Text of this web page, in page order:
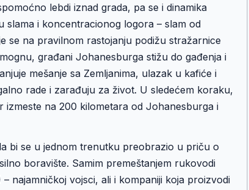
lebdi iznad grada, pa se i dinamika
slama i koncentracionog logora – slam od
se na pravilnom rastojanju podižu stražarnice
građani Johanesburga stižu do gađenja i
mešanje sa Zemljanima, ulazak u kafiće i
rade i zarađuju za život. U sledećem koraku,
na 200 kilometara od Johanesburga i
bi se u jednom trenutku preobrazio u priču o
boravište. Samim premeštanjem rukovodi
najamničkoj vojsci, ali i kompaniji koja proizvodi